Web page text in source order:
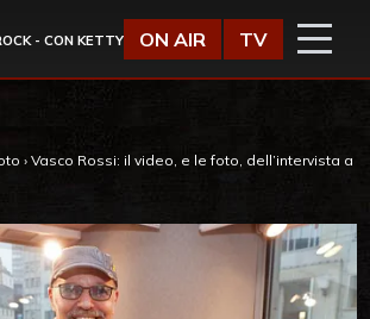
- CON KETTY
ON AIR TV
› Vasco Rossi: il video, e le foto, dell’intervista a